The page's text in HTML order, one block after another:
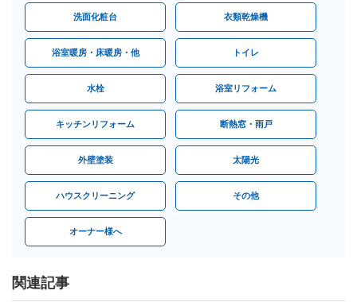
洗面化粧台 衣類乾燥機
浴室暖房・床暖房・他 トイレ
水栓 浴室リフォーム
キッチンリフォーム 断熱窓・雨戸
外壁塗装 太陽光
ハウスクリーニング その他
オーナー様へ
関連記事